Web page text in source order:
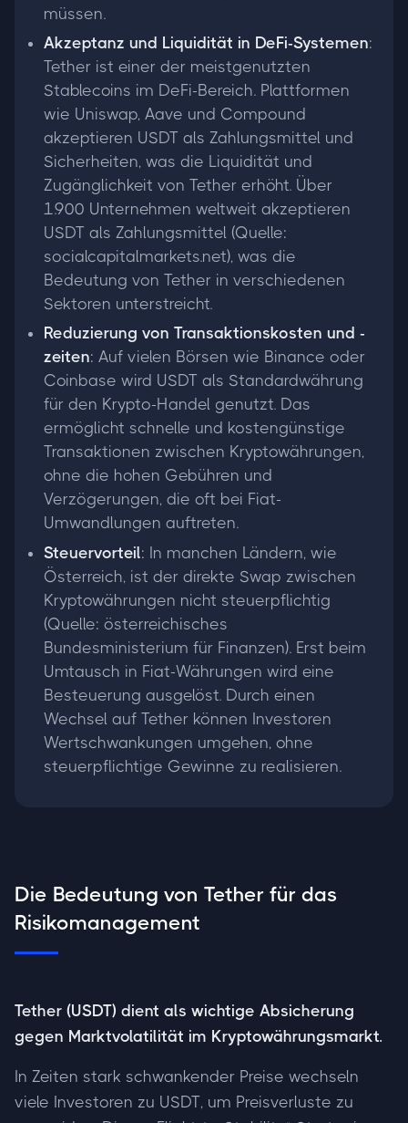
müssen.
Akzeptanz und Liquidität in DeFi-Systemen:
Tether ist einer der meistgenutzten
Stablecoins im DeFi-Bereich. Plattformen
wie Uniswap, Aave und Compound
akzeptieren USDT als Zahlungsmittel und
Sicherheiten, was die Liquidität und
Zugänglichkeit von Tether erhöht. Über
1.900 Unternehmen weltweit akzeptieren
USDT als Zahlungsmittel (Quelle:
socialcapitalmarkets.net), was die
Bedeutung von Tether in verschiedenen
Sektoren unterstreicht.
Reduzierung von Transaktionskosten und -
zeiten: Auf vielen Börsen wie Binance oder
Coinbase wird USDT als Standardwährung
für den Krypto-Handel genutzt. Das
ermöglicht schnelle und kostengünstige
Transaktionen zwischen Kryptowährungen,
ohne die hohen Gebühren und
Verzögerungen, die oft bei Fiat-
Umwandlungen auftreten.
Steuervorteil: In manchen Ländern, wie
Österreich, ist der direkte Swap zwischen
Kryptowährungen nicht steuerpflichtig
(Quelle: österreichisches
Bundesministerium für Finanzen). Erst beim
Umtausch in Fiat-Währungen wird eine
Besteuerung ausgelöst. Durch einen
Wechsel auf Tether können Investoren
Wertschwankungen umgehen, ohne
steuerpflichtige Gewinne zu realisieren.
Die Bedeutung von Tether für das
Risikomanagement
Tether (USDT) dient als wichtige Absicherung
gegen Marktvolatilität im Kryptowährungsmarkt.
In Zeiten stark schwankender Preise wechseln
viele Investoren zu USDT, um Preisverluste zu